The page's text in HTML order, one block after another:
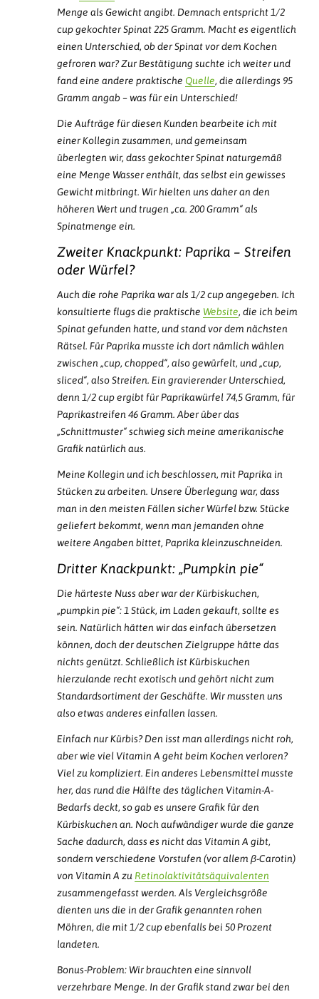
Menge als Gewicht angibt. Demnach entspricht 1/2
cup gekochter Spinat 225 Gramm. Macht es eigentlich
einen Unterschied, ob der Spinat vor dem Kochen
gefroren war? Zur Bestätigung suchte ich weiter und
fand eine andere praktische Quelle, die allerdings 95
Gramm angab – was für ein Unterschied!
Die Aufträge für diesen Kunden bearbeite ich mit
einer Kollegin zusammen, und gemeinsam
überlegten wir, dass gekochter Spinat naturgemäß
eine Menge Wasser enthält, das selbst ein gewisses
Gewicht mitbringt. Wir hielten uns daher an den
höheren Wert und trugen „ca. 200 Gramm“ als
Spinatmenge ein.
Zweiter Knackpunkt: Paprika – Streifen
oder Würfel?
Auch die rohe Paprika war als 1/2 cup angegeben. Ich
konsultierte flugs die praktische Website, die ich beim
Spinat gefunden hatte, und stand vor dem nächsten
Rätsel. Für Paprika musste ich dort nämlich wählen
zwischen „cup, chopped“, also gewürfelt, und „cup,
sliced“, also Streifen. Ein gravierender Unterschied,
denn 1/2 cup ergibt für Paprikawürfel 74,5 Gramm, für
Paprikastreifen 46 Gramm. Aber über das
„Schnittmuster“ schwieg sich meine amerikanische
Grafik natürlich aus.
Meine Kollegin und ich beschlossen, mit Paprika in
Stücken zu arbeiten. Unsere Überlegung war, dass
man in den meisten Fällen sicher Würfel bzw. Stücke
geliefert bekommt, wenn man jemanden ohne
weitere Angaben bittet, Paprika kleinzuschneiden.
Dritter Knackpunkt: „Pumpkin pie“
Die härteste Nuss aber war der Kürbiskuchen,
„pumpkin pie“: 1 Stück, im Laden gekauft, sollte es
sein. Natürlich hätten wir das einfach übersetzen
können, doch der deutschen Zielgruppe hätte das
nichts genützt. Schließlich ist Kürbiskuchen
hierzulande recht exotisch und gehört nicht zum
Standardsortiment der Geschäfte. Wir mussten uns
also etwas anderes einfallen lassen.
Einfach nur Kürbis? Den isst man allerdings nicht roh,
aber wie viel Vitamin A geht beim Kochen verloren?
Viel zu kompliziert. Ein anderes Lebensmittel musste
her, das rund die Hälfte des täglichen Vitamin-A-
Bedarfs deckt, so gab es unsere Grafik für den
Kürbiskuchen an. Noch aufwändiger wurde die ganze
Sache dadurch, dass es nicht das Vitamin A gibt,
sondern verschiedene Vorstufen (vor allem β-Carotin)
von Vitamin A zu Retinolaktivitätsäquivalenten
zusammengefasst werden. Als Vergleichsgröße
dienten uns die in der Grafik genannten rohen
Möhren, die mit 1/2 cup ebenfalls bei 50 Prozent
landeten.
Bonus-Problem: Wir brauchten eine sinnvoll
verzehrbare Menge. In der Grafik stand zwar bei den